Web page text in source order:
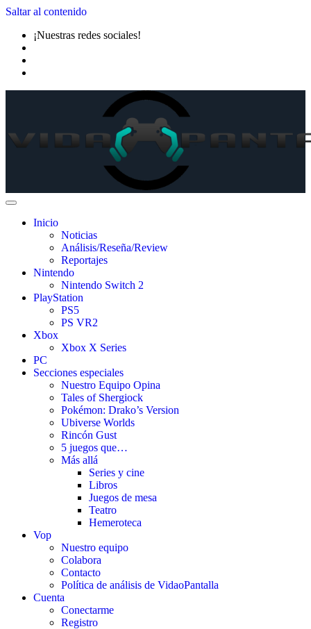
Saltar al contenido
¡Nuestras redes sociales!
Inicio
Noticias
Análisis/Reseña/Review
Reportajes
Nintendo
Nintendo Switch 2
PlayStation
PS5
PS VR2
Xbox
Xbox X Series
PC
Secciones especiales
Nuestro Equipo Opina
Tales of Shergiock
Pokémon: Drako’s Version
Ubiverse Worlds
Rincón Gust
5 juegos que…
Más allá
Series y cine
Libros
Juegos de mesa
Teatro
Hemeroteca
Vop
Nuestro equipo
Colabora
Contacto
Política de análisis de VidaoPantalla
Cuenta
Conectarme
Registro